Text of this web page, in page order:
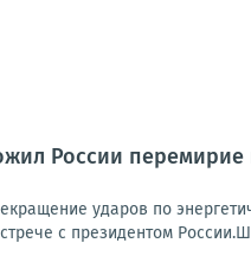
России
ударов по
с президентом